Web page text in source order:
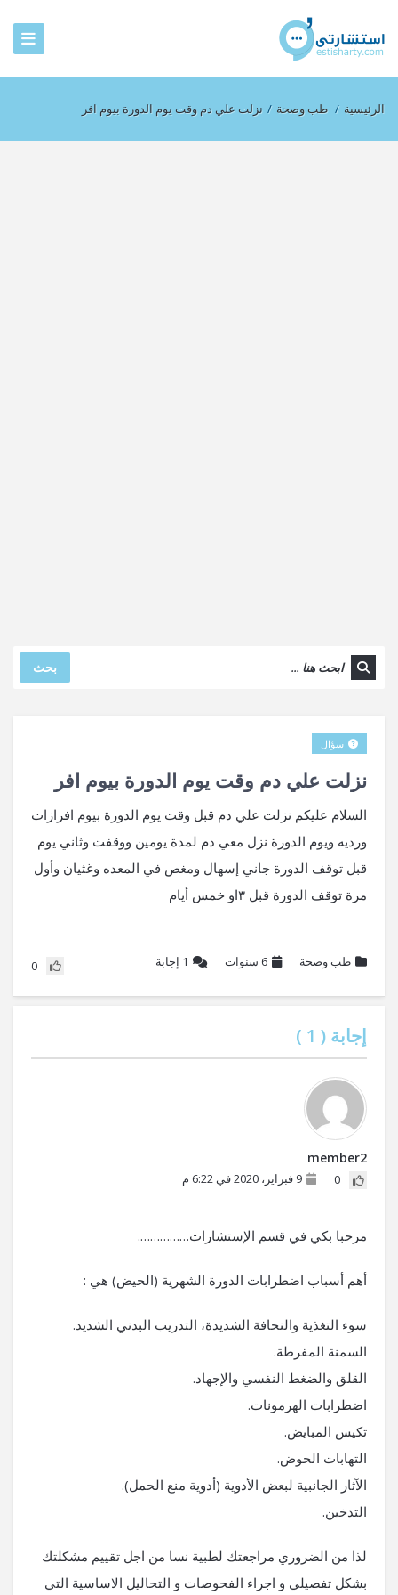
الرئيسية / طب وصحة / نزلت علي دم وقت يوم الدورة بيوم افر
بحث
نزلت علي دم وقت يوم الدورة بيوم افر
سؤال
السلام عليكم نزلت علي دم قبل وقت يوم الدورة بيوم افرازات
ورديه ويوم الدورة نزل معي دم لمدة يومين ووقفت وثاني يوم
قبل توقف الدورة جاني إسهال ومغص في المعده وغثيان وأول
مرة توقف الدورة قبل ٣او خمس أيام
طب وصحة 6 سنوات 1 إجابة 0
إجابة ( 1
)
member2
0 9 فبراير، 2020 في 6:22 م
مرحبا بكي في قسم الإستشارات…………….
أهم أسباب اضطرابات الدورة الشهرية (الحيض) هي :
سوء التغذية والنحافة الشديدة، التدريب البدني الشديد.
السمنة المفرطة.
القلق والضغط النفسي والإجهاد.
اضطرابات الهرمونات.
تكيس المبايض.
التهابات الحوض.
الآثار الجانبية لبعض الأدوية (أدوية منع الحمل).
التدخين.
لذا من الضروري مراجعتك لطبية نسا من اجل تقييم مشكلتك
بشكل تفصيلي و اجراء الفحوصات و التحاليل الاساسية التي